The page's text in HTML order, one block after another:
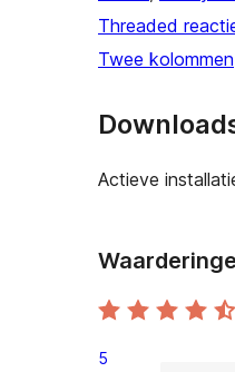
Threaded
Twee kolommen
Actieve
5